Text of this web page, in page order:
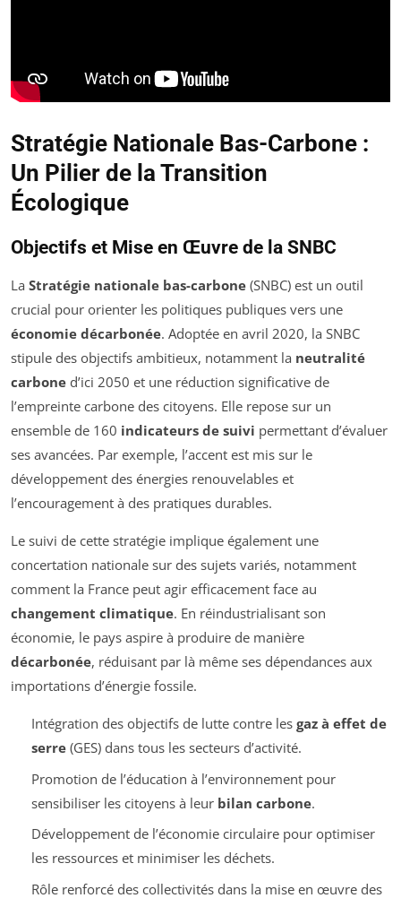
Stratégie Nationale Bas-Carbone :
Un Pilier de la Transition
Écologique
Objectifs et Mise en Œuvre de la SNBC
La Stratégie nationale bas-carbone (SNBC) est un outil
crucial pour orienter les politiques publiques vers une
économie décarbonée. Adoptée en avril 2020, la SNBC
stipule des objectifs ambitieux, notamment la neutralité
carbone d’ici 2050 et une réduction significative de
l’empreinte carbone des citoyens. Elle repose sur un
ensemble de 160 indicateurs de suivi permettant d’évaluer
ses avancées. Par exemple, l’accent est mis sur le
développement des énergies renouvelables et
l’encouragement à des pratiques durables.
Le suivi de cette stratégie implique également une
concertation nationale sur des sujets variés, notamment
comment la France peut agir efficacement face au
changement climatique. En réindustrialisant son
économie, le pays aspire à produire de manière
décarbonée, réduisant par là même ses dépendances aux
importations d’énergie fossile.
Intégration des objectifs de lutte contre les gaz à effet de
serre(GES) dans tous les secteurs d’activité.
Promotion de l’éducation à l’environnement pour
sensibiliser les citoyens à leur bilan carbone.
Développement de l’économie circulaire pour optimiser
les ressources et minimiser les déchets.
Rôle renforcé des collectivités dans la mise en œuvre des